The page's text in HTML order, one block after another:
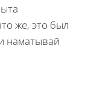
же, это был
наматывай